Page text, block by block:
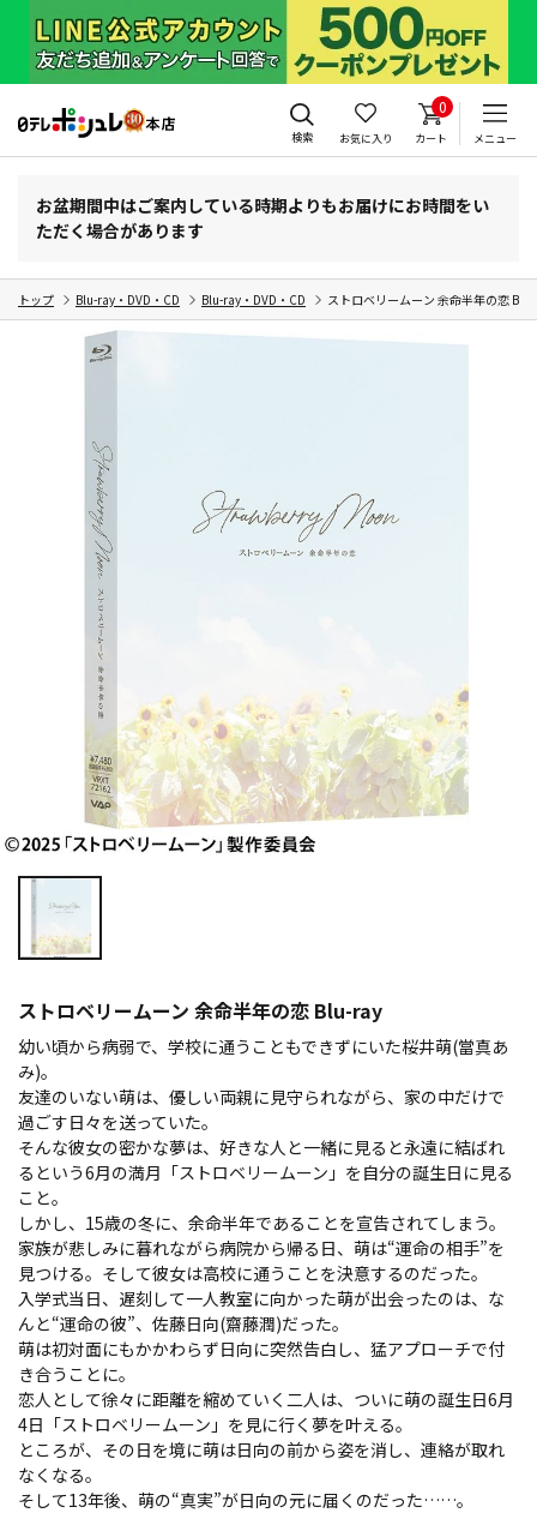
検索 お気に入り
0
カート メニュー
お盆期間中はご案内している時期よりもお届けにお時間をい
ただく場合があります
トップ Blu-ray・DVD・CD Blu-ray・DVD・CD ストロベリームーン 余命半年の恋
ストロベリームーン 余命半年の恋 Blu-ray
幼い頃から病弱で、学校に通うこともできずにいた桜井萌(當真あ
み)。
友達のいない萌は、優しい両親に見守られながら、家の中だけで
過ごす日々を送っていた。
そんな彼女の密かな夢は、好きな人と一緒に見ると永遠に結ばれ
るという6月の満月「ストロベリームーン」を自分の誕生日に見る
こと。
しかし、15歳の冬に、余命半年であることを宣告されてしまう。
家族が悲しみに暮れながら病院から帰る日、萌は“運命の相手”を
見つける。そして彼女は高校に通うことを決意するのだった。
入学式当日、遅刻して一人教室に向かった萌が出会ったのは、な
んと“運命の彼”、佐藤日向(齋藤潤)だった。
萌は初対面にもかかわらず日向に突然告白し、猛アプローチで付
き合うことに。
恋人として徐々に距離を縮めていく二人は、ついに萌の誕生日6月
4日「ストロベリームーン」を見に行く夢を叶える。
ところが、その日を境に萌は日向の前から姿を消し、連絡が取れ
なくなる。
そして13年後、萌の“真実”が日向の元に届くのだった……。